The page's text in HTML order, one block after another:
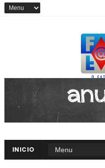
INICIO